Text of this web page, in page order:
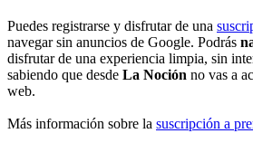
Puedes registrarse y disfrutar de una
navegar sin anuncios de Google. Podrás
disfrutar de una experiencia limpia, sin
sabiendo que desde La Noción no vas a
web.
Más información sobre la suscripción a